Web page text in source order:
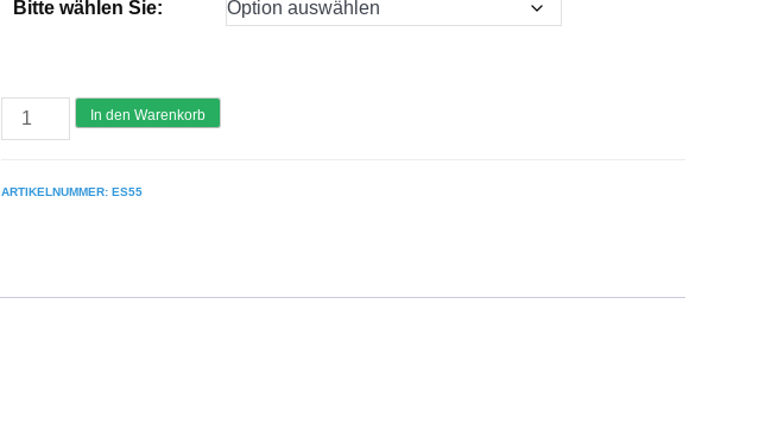
Bitte wählen Sie:
AC
Steigtechnik
In den Warenkorb
ARTIKELNUMMER: ES55